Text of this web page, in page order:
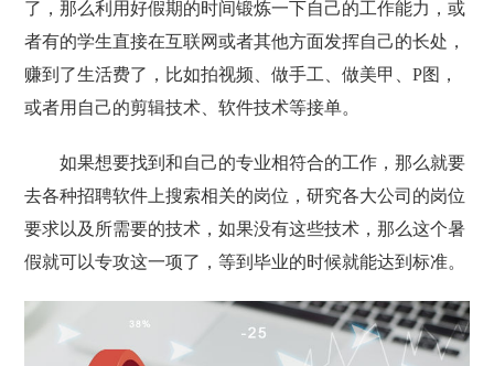
了，那么利用好假期的时间锻炼一下自己的工作能力，或
者有的学生直接在互联网或者其他方面发挥自己的长处，
赚到了生活费了，比如拍视频、做手工、做美甲、P图，
或者用自己的剪辑技术、软件技术等接单。
如果想要找到和自己的专业相符合的工作，那么就要
去各种招聘软件上搜索相关的岗位，研究各大公司的岗位
要求以及所需要的技术，如果没有这些技术，那么这个暑
假就可以专攻这一项了，等到毕业的时候就能达到标准。